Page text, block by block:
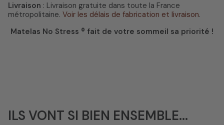
Livraison : Livraison gratuite dans toute la France
métropolitaine. Voir les délais de fabrication et livraison.
Matelas No Stress ® fait de votre sommeil sa priorité !
ILS VONT SI BIEN ENSEMBLE...